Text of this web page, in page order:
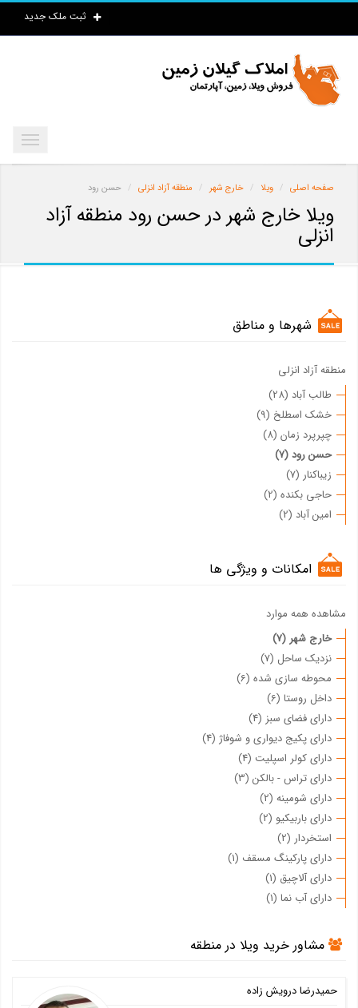
ثبت ملک جدید
صفحه اصلی ویلا خارج شهر منطقه آزاد انزلی حسن رود
ویلا خارج شهر در حسن رود منطقه آزاد
انزلی
شهرها و مناطق
منطقه آزاد انزلی
طالب آباد (28)
خشک اسطلخ (9)
چپرپرد زمان (8)
حسن رود (7)
زیباکنار (7)
حاجی بکنده (2)
امین آباد (2)
امکانات و ویژگی ها
مشاهده همه موارد
خارج شهر (7)
نزدیک ساحل (7)
محوطه سازی شده (6)
داخل روستا (6)
دارای فضای سبز (4)
دارای پکیج دیواری و شوفاژ (4)
دارای کولر اسپلیت (4)
دارای تراس - بالکن (3)
دارای شومینه (2)
دارای باربیکیو (2)
استخردار (2)
دارای پارکینگ مسقف (1)
دارای آلاچیق (1)
دارای آب نما (1)
مشاور خرید ویلا در منطقه
حمیدرضا درویش زاده